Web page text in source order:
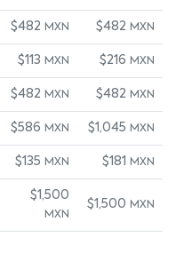
$482 MXN $482 MXN
$113 MXN $216 MXN
$482 MXN $482 MXN
$586 MXN $1,045 MXN
$135 MXN $181 MXN
$1,500
MXN
$1,500 MXN